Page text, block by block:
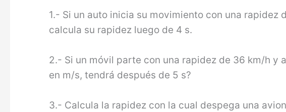
1.- Si un auto inicia su movimiento con una rapidez
calcula su ra­pidez luego de 4 s.
2.- Si un móvil parte con una rapidez de 36 km/h y
en m/s, tendrá después de 5 s?
3.- Calcula la rapidez con la cual despega una